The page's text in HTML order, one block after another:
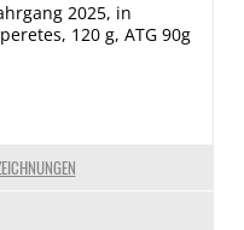
2025, in
120 g, ATG 90g